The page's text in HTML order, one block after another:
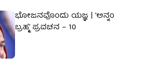
ಭೋಜನವೊಂದು ಯಜ್ಞ | ‘ಅನ್ನಂ
ಬ್ರಹ್ಮ’ ಪ್ರವಚನ – 10